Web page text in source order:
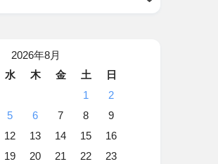
2026年8月
水 木 金 土
日
1
2
5 6 7 8
9
12 13 14 15
16
19 20 21 22
23